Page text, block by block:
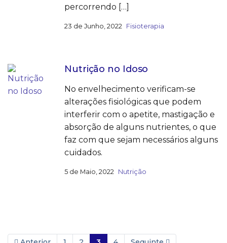
percorrendo […]
23 de Junho, 2022 Fisioterapia
Nutrição no Idoso
No envelhecimento verificam-se
alterações fisiológicas que podem
interferir com o apetite, mastigação e
absorção de alguns nutrientes, o que
faz com que sejam necessários alguns
cuidados.
5 de Maio, 2022 Nutrição